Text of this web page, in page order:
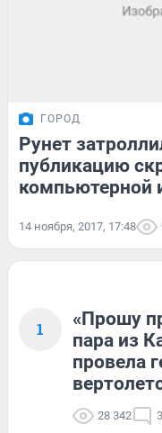
ГОРОД
Рунет
публикацию
компьютерной
14 ноября, 2017, 17:48
1
«Прошу
пара из
провела
28 342 3